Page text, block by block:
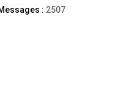
: 2507